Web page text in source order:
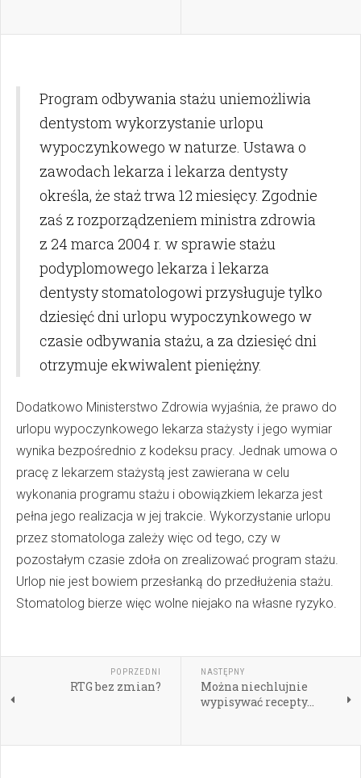
Program odbywania stażu uniemożliwia
dentystom wykorzystanie urlopu
wypoczynkowego w naturze. Ustawa o
zawodach lekarza i lekarza dentysty
określa, że staż trwa 12 miesięcy. Zgodnie
zaś z rozporządzeniem ministra zdrowia
z 24 marca 2004 r. w sprawie stażu
podyplomowego lekarza i lekarza
dentysty stomatologowi przysługuje tylko
dziesięć dni urlopu wypoczynkowego w
czasie odbywania stażu, a za dziesięć dni
otrzymuje ekwiwalent pieniężny.
Dodatkowo Ministerstwo Zdrowia wyjaśnia, że prawo do
urlopu wypoczynkowego lekarza stażysty i jego wymiar
wynika bezpośrednio z kodeksu pracy. Jednak umowa o
pracę z lekarzem stażystą jest zawierana w celu
wykonania programu stażu i obowiązkiem lekarza jest
pełna jego realizacja w jej trakcie. Wykorzystanie urlopu
przez stomatologa zależy więc od tego, czy w
pozostałym czasie zdoła on zrealizować program stażu.
Urlop nie jest bowiem przesłanką do przedłużenia stażu.
Stomatolog bierze więc wolne niejako na własne ryzyko.
POPRZEDNI
RTG bez zmian?
NASTĘPNY
Można niechlujnie
wypisywać recepty...